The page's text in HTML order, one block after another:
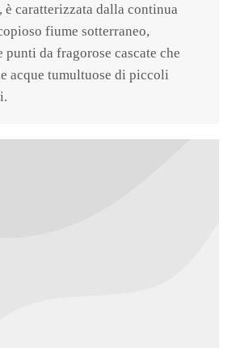
è caratterizzata dalla continua
fiume sotterraneo,
da fragorose cascate che
acque tumultuose di piccoli